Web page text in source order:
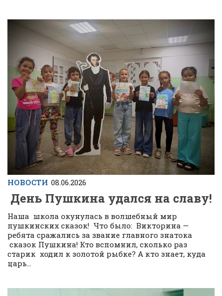
НОВОСТИ 08.06.2026
День Пушкина удался на славу!
Наша школа окунулась в волшебный мир
пушкинских сказок! Что было: Викторина —
ребята сражались за звание главного знатока
сказок Пушкина! Кто вспомнил, сколько раз
старик ходил к золотой рыбке? А кто знает, куда
царь...